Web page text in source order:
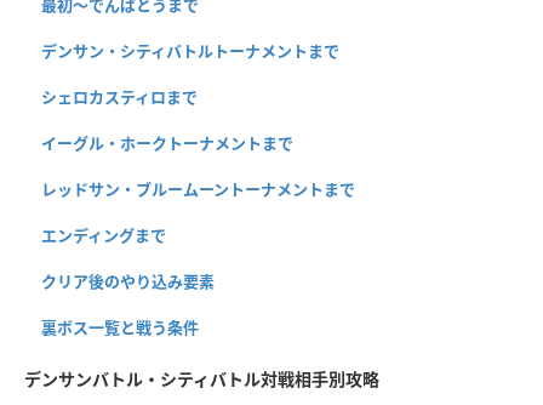
最初～でんぱとうまで
デンサン・シティバトルトーナメントまで
シェロカスティロまで
イーグル・ホークトーナメントまで
レッドサン・ブルームーントーナメントまで
エンディングまで
クリア後のやり込み要素
裏ボス一覧と戦う条件
デンサンバトル・シティバトル対戦相手別攻略